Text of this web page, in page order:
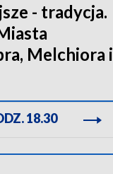
- tradycja.
Melchiora i
18.30